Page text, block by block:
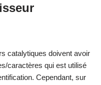
catalytiques doivent avoir
caractères qui est utilisé
Cependant, sur